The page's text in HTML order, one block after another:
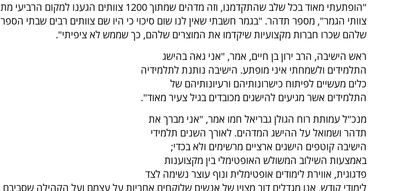
צוותי הגמר", מספר תדהר. "בגמר חשבתי שאין לנו שום סיכוי כי היו שם צוותים רבים שבתי הספר
שלהם שכרו חברות מקצועיות שיקדמו את המוצרים שלהם, כך שממש לא ציפיתי".
ראש הישיבה, הרב ירון בן חיים, אמר, "אני גאה בהישג
התלמידים ולשמחתי איני מופתע. הישיבה נותנת לתלמידיה
כלים מעשיים לפיתוח כישרונותיהם ורעיונותיהם של
התלמידים אשר מגיעים להישגים מכובדים בגיל צעיר מאוד".
מנכ"ל עמותת רוח הגולן גבריאל חמו אמר, "אני מברך את
תדהר ושמואל על ההישג המדהים. לאורך השנים תלמידי
הישיבה קוטפים הישגים ארציים מרשימים ולא בכדי;
באמצעות השילוב המשולש האופטימלי בין מקצוענות
פדגוגית, אווירת לימודים אופטימלית ונוף עוצר נשימה לצד
לימודי קודש, אנו מגדלים דור מצוין של אנשים שלוקחים אחריות על עצמם ועל הקהילה שסביבם